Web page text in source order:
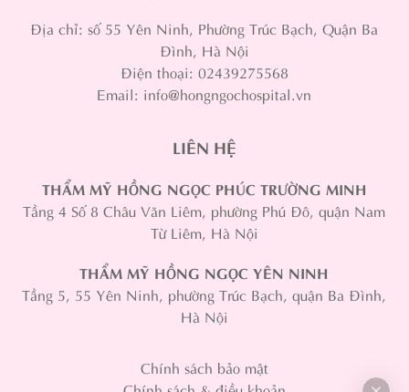
Địa chỉ: số 55 Yên Ninh, Phường Trúc Bạch, Quận Ba
Đình, Hà Nội
Điện thoại: 02439275568
Email: info@hongngochospital.vn
LIÊN HỆ
THẨM MỸ HỒNG NGỌC PHÚC TRƯỜNG MINH
Tầng 4 Số 8 Châu Văn Liêm, phường Phú Đô, quận Nam
Từ Liêm, Hà Nội
THẨM MỸ HỒNG NGỌC YÊN NINH
Tầng 5, 55 Yên Ninh, phường Trúc Bạch, quận Ba Đình,
Hà Nội
Chính sách bảo mật